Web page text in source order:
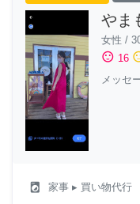
やま
女性 /
sentiment_satisfied 16
メッセ
local_laundry_service 家事 ▸ 買い物代行